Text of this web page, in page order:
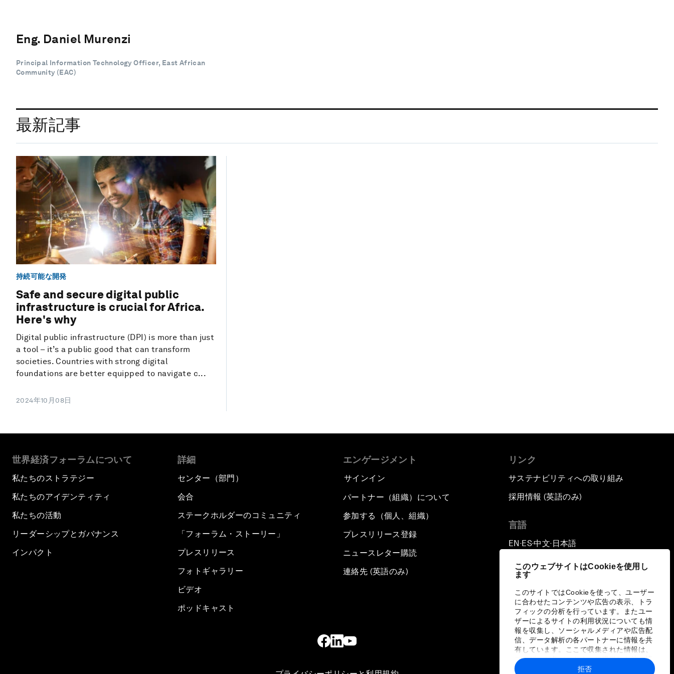
このウェブサイトはCookieを使用し
ます
このサイトではCookieを使って、ユーザー
に合わせたコンテンツや広告の表示、トラ
フィックの分析を行っています。またユー
ザーによるサイトの利用状況についても情
報を収集し、ソーシャルメディアや広告配
信、データ解析の各パートナーに情報を共
有しています。ここで収集された情報は、
ユーザーが各パートナーに提供した他の情
報や各パートナーのサービスを使用した際
拒否
Eng. Daniel Murenzi
Principal Information Technology Officer, East African
Community (EAC)
最新記事
持続可能な開発
Safe and secure digital public
infrastructure is crucial for Africa.
Here's why
Digital public infrastructure (DPI) is more than just
a tool – it’s a public good that can transform
societies. Countries with strong digital
foundations are better equipped to navigate c...
2024年10月08日
世界経済フォーラムについて
私たちのストラテジー
私たちのアイデンティティ
私たちの活動
リーダーシップとガバナンス
インパクト
詳細
センター（部門）
会合
ステークホルダーのコミュニティ
「フォーラム・ストーリー」
プレスリリース
フォトギャラリー
ビデオ
ポッドキャスト
エンゲージメント
サインイン
パートナー（組織）について
参加する（個人、組織）
プレスリリース登録
ニュースレター購読
連絡先 (英語のみ)
リンク
サステナビリティへの取り組み
採用情報 (英語のみ)
言語
EN ▪ ES▪中文▪ 日本語